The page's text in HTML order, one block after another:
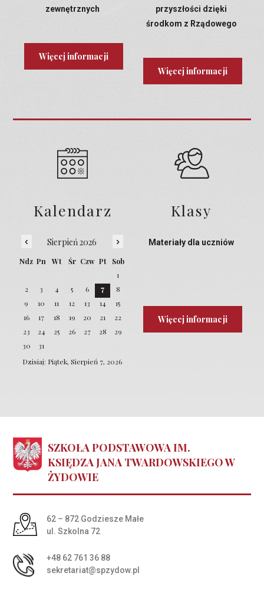
zewnętrznych
Więcej informacji
przyszłości dzięki
środkom z Rządowego
Więcej informacji
Kalendarz
‹ Sierpień 2026 ›
Ndz Pn Wt Śr Czw Pt
Sob
1
2
3 4 5 6 7
8
9
10 11 12 13 14
15
16
17 18 19 20 21
22
23
24 25 26 27 28
29
30
31
Dzisiaj: Piątek, Sierpień 7, 2026
Klasy
Materiały dla uczniów
Więcej informacji
SZKOŁA PODSTAWOWA IM.
KSIĘDZA JANA TWARDOWSKIEGO W
ŻYDOWIE
Adres pocztowy:
62 – 872 Godziesze Małe
ul. Szkolna 72
+48 62 761 36 88
sekretariat@spzydow.pl